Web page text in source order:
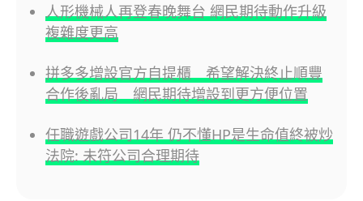
人形機械人再登春晚舞台 網民期待動作升級
複雜度更高
拼多多增設官方自提櫃 希望解決終止順豐
合作後亂局 網民期待增設到更方便位置
任職遊戲公司14年 仍不懂HP是生命值終被炒
法院: 未符公司合理期待